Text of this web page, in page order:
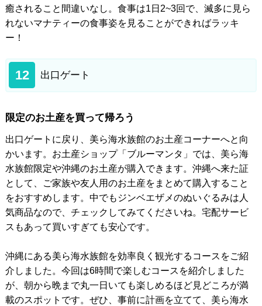
癒されること間違いなし。食事は1日2~3回で、滅多に見ら
れないマナティーの食事姿を見ることができればラッキ
ー！
12 出口ゲート
限定のお土産を買って帰ろう
出口ゲートに戻り、美ら海水族館のお土産コーナーへと向
かいます。お土産ショップ「ブルーマンタ」では、美ら海
水族館限定や沖縄のお土産が購入できます。沖縄へ来た証
として、ご家族や友人用のお土産をまとめて購入すること
をおすすめします。中でもジンベエザメのぬいぐるみは人
気商品なので、チェックしてみてくださいね。宅配サービ
スもあって買いすぎても安心です。
沖縄にある美ら海水族館を効率良く観光するコースをご紹
介しました。今回は6時間で楽しむコースを紹介しました
が、朝から晩まで丸一日いても楽しめるほど見どころが満
載のスポットです。ぜひ、事前に計画を立てて、美ら海水